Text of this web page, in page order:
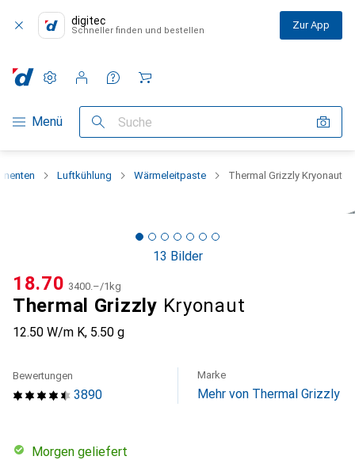
digitec
Schneller finden und bestellen Zur App
Navigation nach Kategorien
Menü Suche
Einstellungen
Kundenkonto
Vergleichslisten
Merklisten
Warenkorb
Luftkühlung Wärmeleitpaste Thermal Grizzly Kryonaut
13 Bilder
Thermal Grizzly Kryonaut
12.50 W/m K, 5.50 g
CHF
18.70 CHF
3400.–/1kg
3890
Bewertungen Marke
Mehr von Thermal Grizzly
morgen geliefert